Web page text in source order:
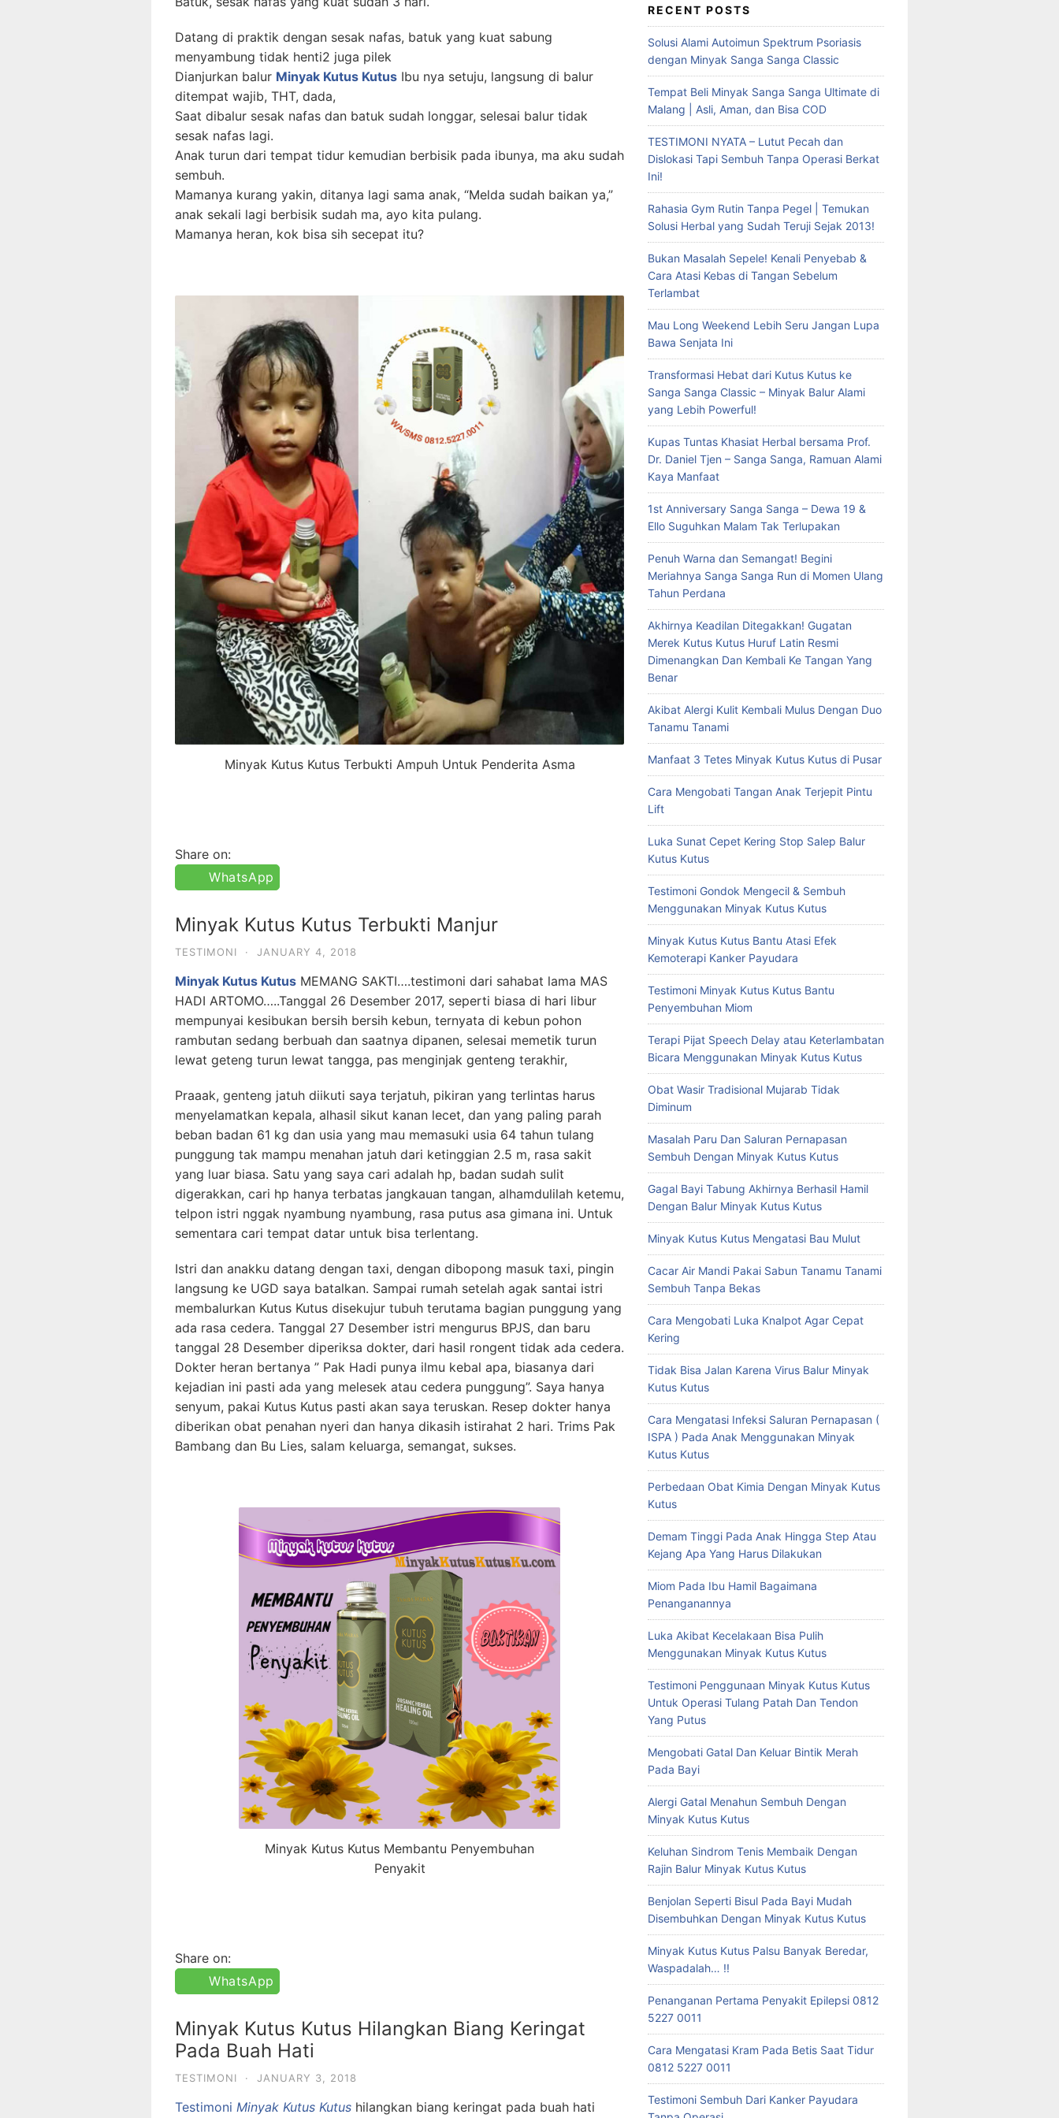
Datang di praktik dengan sesak nafas, batuk yang kuat sabung
menyambung tidak henti2 juga pilek
Dianjurkan balur Minyak Kutus Kutus Ibu nya setuju, langsung di balur
ditempat wajib, THT, dada,
Saat dibalur sesak nafas dan batuk sudah longgar, selesai balur tidak
sesak nafas lagi.
Anak turun dari tempat tidur kemudian berbisik pada ibunya, ma aku sudah
sembuh.
Mamanya kurang yakin, ditanya lagi sama anak, “Melda sudah baikan ya,”
anak sekali lagi berbisik sudah ma, ayo kita pulang.
Mamanya heran, kok bisa sih secepat itu?
Minyak Kutus Kutus Terbukti Ampuh Untuk Penderita Asma
Share on:
WhatsApp
Minyak Kutus Kutus Terbukti Manjur
TESTIMONI · JANUARY 4, 2018
Minyak Kutus Kutus MEMANG SAKTI….testimoni dari sahabat lama MAS
HADI ARTOMO…..Tanggal 26 Desember 2017, seperti biasa di hari libur
mempunyai kesibukan bersih bersih kebun, ternyata di kebun pohon
rambutan sedang berbuah dan saatnya dipanen, selesai memetik turun
lewat geteng turun lewat tangga, pas menginjak genteng terakhir,
Praaak, genteng jatuh diikuti saya terjatuh, pikiran yang terlintas harus
menyelamatkan kepala, alhasil sikut kanan lecet, dan yang paling parah
beban badan 61 kg dan usia yang mau memasuki usia 64 tahun tulang
punggung tak mampu menahan jatuh dari ketinggian 2.5 m, rasa sakit
yang luar biasa. Satu yang saya cari adalah hp, badan sudah sulit
digerakkan, cari hp hanya terbatas jangkauan tangan, alhamdulilah ketemu,
telpon istri nggak nyambung nyambung, rasa putus asa gimana ini. Untuk
sementara cari tempat datar untuk bisa terlentang.
Istri dan anakku datang dengan taxi, dengan dibopong masuk taxi, pingin
langsung ke UGD saya batalkan. Sampai rumah setelah agak santai istri
membalurkan Kutus Kutus disekujur tubuh terutama bagian punggung yang
ada rasa cedera. Tanggal 27 Desember istri mengurus BPJS, dan baru
tanggal 28 Desember diperiksa dokter, dari hasil rongent tidak ada cedera.
Dokter heran bertanya ” Pak Hadi punya ilmu kebal apa, biasanya dari
kejadian ini pasti ada yang melesek atau cedera punggung”. Saya hanya
senyum, pakai Kutus Kutus pasti akan saya teruskan. Resep dokter hanya
diberikan obat penahan nyeri dan hanya dikasih istirahat 2 hari. Trims Pak
Bambang dan Bu Lies, salam keluarga, semangat, sukses.
Minyak Kutus Kutus Membantu Penyembuhan
Penyakit
Share on:
WhatsApp
Minyak Kutus Kutus Hilangkan Biang Keringat
Pada Buah Hati
TESTIMONI · JANUARY 3, 2018
Testimoni Minyak Kutus Kutus hilangkan biang keringat pada buah hati
RECENT POSTS
Solusi Alami Autoimun Spektrum Psoriasis
dengan Minyak Sanga Sanga Classic
Tempat Beli Minyak Sanga Sanga Ultimate di
Malang | Asli, Aman, dan Bisa COD
TESTIMONI NYATA – Lutut Pecah dan
Dislokasi Tapi Sembuh Tanpa Operasi Berkat
Ini!
Rahasia Gym Rutin Tanpa Pegel | Temukan
Solusi Herbal yang Sudah Teruji Sejak 2013!
Bukan Masalah Sepele! Kenali Penyebab &
Cara Atasi Kebas di Tangan Sebelum
Terlambat
Mau Long Weekend Lebih Seru Jangan Lupa
Bawa Senjata Ini
Transformasi Hebat dari Kutus Kutus ke
Sanga Sanga Classic – Minyak Balur Alami
yang Lebih Powerful!
Kupas Tuntas Khasiat Herbal bersama Prof.
Dr. Daniel Tjen – Sanga Sanga, Ramuan Alami
Kaya Manfaat
1st Anniversary Sanga Sanga – Dewa 19 &
Ello Suguhkan Malam Tak Terlupakan
Penuh Warna dan Semangat! Begini
Meriahnya Sanga Sanga Run di Momen Ulang
Tahun Perdana
Akhirnya Keadilan Ditegakkan! Gugatan
Merek Kutus Kutus Huruf Latin Resmi
Dimenangkan Dan Kembali Ke Tangan Yang
Benar
Akibat Alergi Kulit Kembali Mulus Dengan Duo
Tanamu Tanami
Manfaat 3 Tetes Minyak Kutus Kutus di Pusar
Cara Mengobati Tangan Anak Terjepit Pintu
Lift
Luka Sunat Cepet Kering Stop Salep Balur
Kutus Kutus
Testimoni Gondok Mengecil & Sembuh
Menggunakan Minyak Kutus Kutus
Minyak Kutus Kutus Bantu Atasi Efek
Kemoterapi Kanker Payudara
Testimoni Minyak Kutus Kutus Bantu
Penyembuhan Miom
Terapi Pijat Speech Delay atau Keterlambatan
Bicara Menggunakan Minyak Kutus Kutus
Obat Wasir Tradisional Mujarab Tidak
Diminum
Masalah Paru Dan Saluran Pernapasan
Sembuh Dengan Minyak Kutus Kutus
Gagal Bayi Tabung Akhirnya Berhasil Hamil
Dengan Balur Minyak Kutus Kutus
Minyak Kutus Kutus Mengatasi Bau Mulut
Cacar Air Mandi Pakai Sabun Tanamu Tanami
Sembuh Tanpa Bekas
Cara Mengobati Luka Knalpot Agar Cepat
Kering
Tidak Bisa Jalan Karena Virus Balur Minyak
Kutus Kutus
Cara Mengatasi Infeksi Saluran Pernapasan (
ISPA ) Pada Anak Menggunakan Minyak
Kutus Kutus
Perbedaan Obat Kimia Dengan Minyak Kutus
Kutus
Demam Tinggi Pada Anak Hingga Step Atau
Kejang Apa Yang Harus Dilakukan
Miom Pada Ibu Hamil Bagaimana
Penanganannya
Luka Akibat Kecelakaan Bisa Pulih
Menggunakan Minyak Kutus Kutus
Testimoni Penggunaan Minyak Kutus Kutus
Untuk Operasi Tulang Patah Dan Tendon
Yang Putus
Mengobati Gatal Dan Keluar Bintik Merah
Pada Bayi
Alergi Gatal Menahun Sembuh Dengan
Minyak Kutus Kutus
Keluhan Sindrom Tenis Membaik Dengan
Rajin Balur Minyak Kutus Kutus
Benjolan Seperti Bisul Pada Bayi Mudah
Disembuhkan Dengan Minyak Kutus Kutus
Minyak Kutus Kutus Palsu Banyak Beredar,
Waspadalah… !!
Penanganan Pertama Penyakit Epilepsi 0812
5227 0011
Cara Mengatasi Kram Pada Betis Saat Tidur
0812 5227 0011
Testimoni Sembuh Dari Kanker Payudara